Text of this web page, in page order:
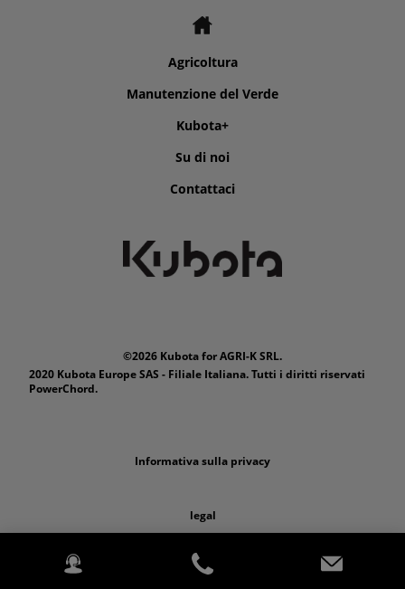
Agricoltura
Manutenzione del Verde
Kubota+
Su di noi
Contattaci
©2026 Kubota for AGRI-K SRL.
2020 Kubota Europe SAS - Filiale Italiana. Tutti i diritti riservati
PowerChord.
Informativa sulla privacy
legal